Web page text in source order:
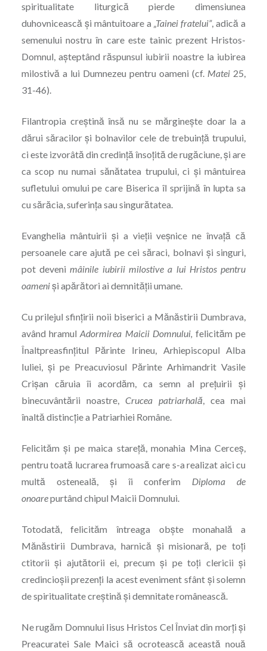
spiritualitate liturgică pierde dimensiunea
duhovnicească şi mântuitoare a„Tainei fratelui”, adică a
semenului nostru în care este tainic prezent Hristos-
Domnul, așteptând răspunsul iubirii noastre la iubirea
milostivă a lui Dumnezeu pentru oameni (cf. Matei 25,
31-46).
Filantropia creștină însă nu se mărginește doar la a
dărui săracilor şi bolnavilor cele de trebuință trupului,
ci este izvorâtă din credință însoțită de rugăciune, şi are
ca scop nu numai sănătatea trupului, ci şi mântuirea
sufletului omului pe care Biserica îl sprijină în lupta sa
cu sărăcia, suferința sau singurătatea.
Evanghelia mântuirii şi a vieții veșnice ne învață că
persoanele care ajută pe cei săraci, bolnavi şi singuri,
pot devenimâinile iubirii milostive a lui Hristos pentru
oamenişi apărători ai demnității umane.
Cu prilejul sfințirii noii biserici a Mănăstirii Dumbrava,
având hramulAdormirea Maicii Domnului, felicităm pe
Înaltpreasfinţitul Părinte Irineu, Arhiepiscopul Alba
Iuliei, şi pe Preacuviosul Părinte Arhimandrit Vasile
Crișan căruia îi acordăm, ca semn al prețuirii şi
binecuvântării noastre, Crucea patriarhală, cea mai
înaltă distincție a Patriarhiei Române.
Felicităm şi pe maica stareță, monahia Mina Cerceş,
pentru toată lucrarea frumoasă care s-a realizat aici cu
multă osteneală, şi îi conferim Diploma de
onoarepurtând chipul Maicii Domnului.
Totodată, felicităm întreaga obște monahală a
Mănăstirii Dumbrava, harnică şi misionară, pe toți
ctitorii şi ajutătorii ei, precum şi pe toți clericii şi
credincioşii prezenți la acest eveniment sfânt şi solemn
de spiritualitate creștină şi demnitate românească.
Ne rugăm Domnului Iisus Hristos Cel Înviat din morți şi
Preacuratei Sale Maici să ocrotească această nouă